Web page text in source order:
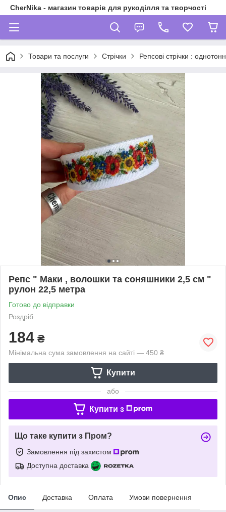
CherNika - магазин товарів для рукоділля та творчості
Товари та послуги Стрічки Репсові стрічки :
Репс " Маки , волошки та соняшники 2,5 см "
рулон 22,5 метра
Готово до відправки
Роздріб
184 ₴
Мінімальна сума замовлення на сайті — 450 ₴
Купити
або
Купити з
Що таке купити з Пром?
Замовлення під захистом
Доступна доставка
Опис Доставка Оплата Умови повернення